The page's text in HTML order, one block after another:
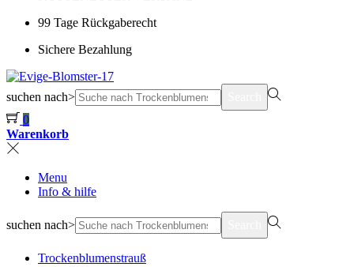
99 Tage Rückgaberecht
Sichere Bezahlung
suchen nach>
0
Warenkorb
Menu
Info & hilfe
suchen nach>
Trockenblumenstrauß